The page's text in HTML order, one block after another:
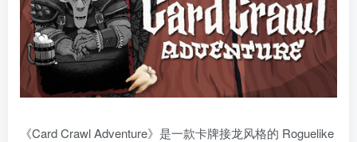
《Card Crawl Adventure》是一款卡牌接龙风格的 Roguelike